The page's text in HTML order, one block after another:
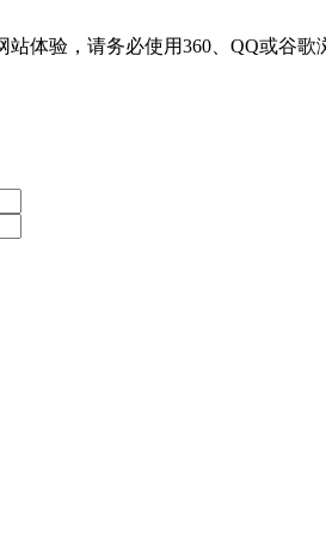
站体验，请务必使用360、QQ或谷歌